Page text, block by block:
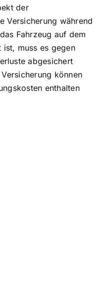
der
Versicherung während
Fahrzeug auf dem
ist, muss es gegen
abgesichert
können
enthalten